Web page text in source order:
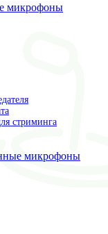
микрофоны
стриминга
микрофоны